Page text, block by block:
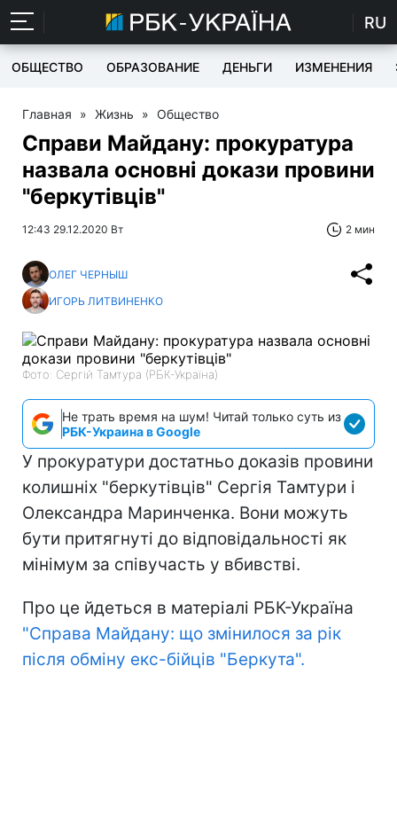
RU
ОБЩЕСТВО ОБРАЗОВАНИЕ ДЕНЬГИ ИЗМЕНЕНИЯ
Главная » Жизнь » Общество
Справи Майдану: прокуратура
назвала основні докази провини
"беркутівців"
12:43 29.12.2020 Вт 2 мин
ОЛЕГ ЧЕРНЫШ
ИГОРЬ ЛИТВИНЕНКО
Фото: Сергій Тамтура (РБК-Україна)
Не трать время на шум! Читай только суть из
РБК-Украина в Google
У прокуратури достатньо доказів провини
колишніх "беркутівців" Сергія Тамтури і
Олександра Маринченка. Вони можуть
бути притягнуті до відповідальності як
мінімум за співучасть у вбивстві.
Про це йдеться в матеріалі РБК-Україна
"Справа Майдану: що змінилося за рік
після обміну екс-бійців "Беркута".